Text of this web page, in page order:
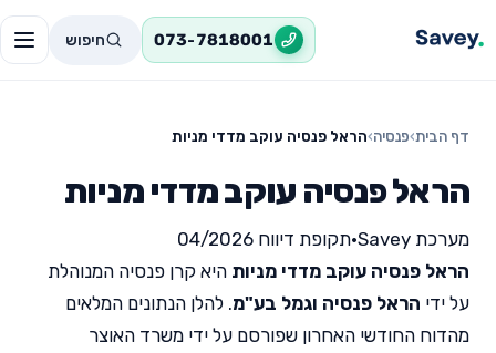
073-7818001 חיפוש
דף הבית›פנסיה›הראל פנסיה עוקב מדדי מניות
הראל פנסיה עוקב מדדי מניות
מערכת Savey •תקופת דיווח 04/2026
הראל פנסיה עוקב מדדי מניות היא קרן פנסיה המנוהלת
על ידי הראל פנסיה וגמל בע"מ. להלן הנתונים המלאים
מהדוח החודשי האחרון שפורסם על ידי משרד האוצר